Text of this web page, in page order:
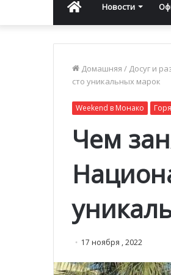
ГлавнаяНовости
Домашняя / Досуг и
сто уникальных марок
Weekend в Монако
Чем
17 ноября , 2022